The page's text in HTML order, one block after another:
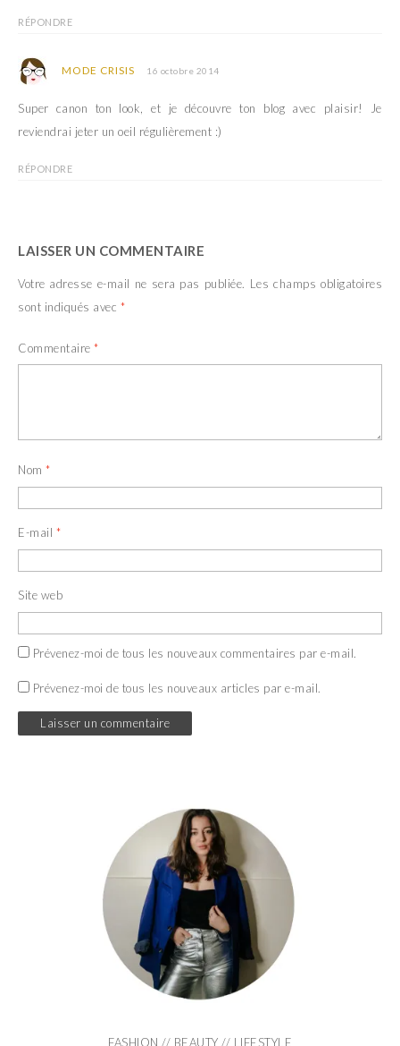
RÉPONDRE
MODE CRISIS 16 octobre 2014
Super canon ton look, et je découvre ton blog avec plaisir! Je
reviendrai jeter un oeil régulièrement :)
RÉPONDRE
LAISSER UN COMMENTAIRE
Votre adresse e-mail ne sera pas publiée. Les champs obligatoires
sont indiqués avec *
Commentaire *
Nom *
E-mail *
Site web
Prévenez-moi de tous les nouveaux commentaires par e-mail.
Prévenez-moi de tous les nouveaux articles par e-mail.
FASHION // BEAUTY // LIFESTYLE